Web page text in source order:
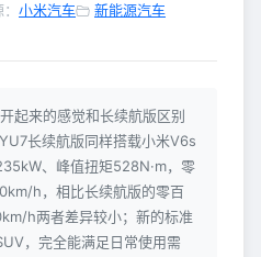
小米汽车
新能源汽车
起来的感觉和长续航版区别
长续航版同样搭载小米V6s
、峰值扭矩528N·m，零
h，相比长续航版的零百
h两者差异较小；新的标准
，完全能满足日常使用需